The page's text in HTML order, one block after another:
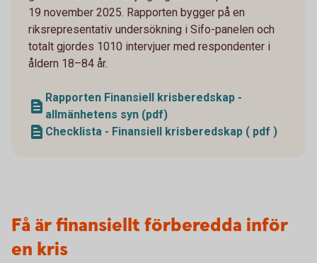
19 november 2025. Rapporten bygger på en
riksrepresentativ undersökning i Sifo-panelen och
totalt gjordes 1010 intervjuer med respondenter i
åldern 18–84 år.
Rapporten Finansiell krisberedskap -
allmänhetens syn (pdf)
Checklista - Finansiell krisberedskap ( pdf )
Få är finansiellt förberedda inför
en kris